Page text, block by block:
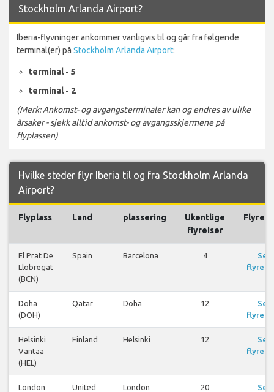
Stockholm Arlanda Airport?
Iberia-flyvninger ankommer vanligvis til og går fra følgende
terminal(er) på Stockholm Arlanda Airport:
terminal - 5
terminal - 2
(Merk: Ankomst- og avgangsterminaler kan og endres av ulike
årsaker - sjekk alltid ankomst- og avgangsskjermene på
flyplassen)
Hvilke steder flyr Iberia til og fra Stockholm Arlanda
Airport?
Flyplass Land plassering
Ukentlige
flyreiser
El Prat De
Llobregat
(BCN)
Spain Barcelona 4
Se
Doha
(DOH)
Qatar Doha 12
Se
Helsinki
Vantaa
(HEL)
Finland Helsinki 12
Se
London
United
London
20
Se